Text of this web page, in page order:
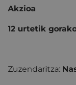
Akzioa
12 urtetik
Zuzendaritza: